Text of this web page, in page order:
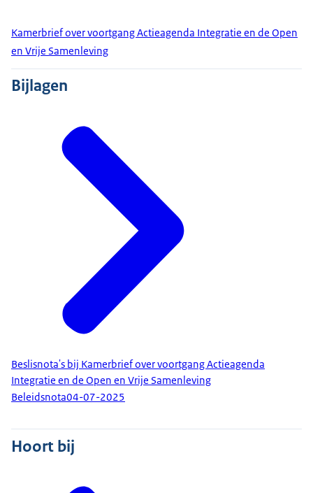
Kamerbrief over voortgang Actieagenda Integratie en de Open
en Vrije Samenleving
Bijlagen
Beslisnota's bij Kamerbrief over voortgang Actieagenda
Integratie en de Open en Vrije Samenleving
Beleidsnota04-07-2025
Hoort bij